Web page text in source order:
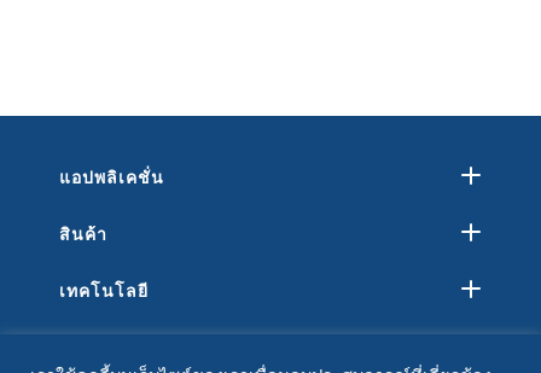
แอปพลิเคชั่น
สินค้า
เทคโนโลยี